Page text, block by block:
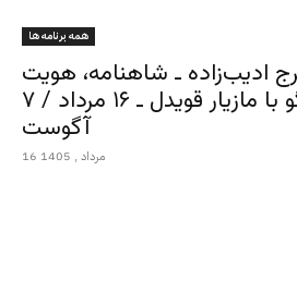
همه برنامه ها
ادیب‌زاده ـ شاهنامه، هویت
ایرانی و گفت‌وگو با مازیار قویدل ـ ۱۶ مرداد / ۷
آگوست
16 مرداد , 1405